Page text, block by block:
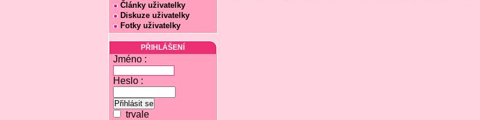
Články uživatelky
Diskuze uživatelky
Fotky uživatelky
PŘIHLÁŠENÍ
Jméno :
Heslo :
trvale